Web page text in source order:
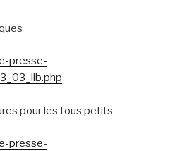
presse-
pour les tous petits
presse-